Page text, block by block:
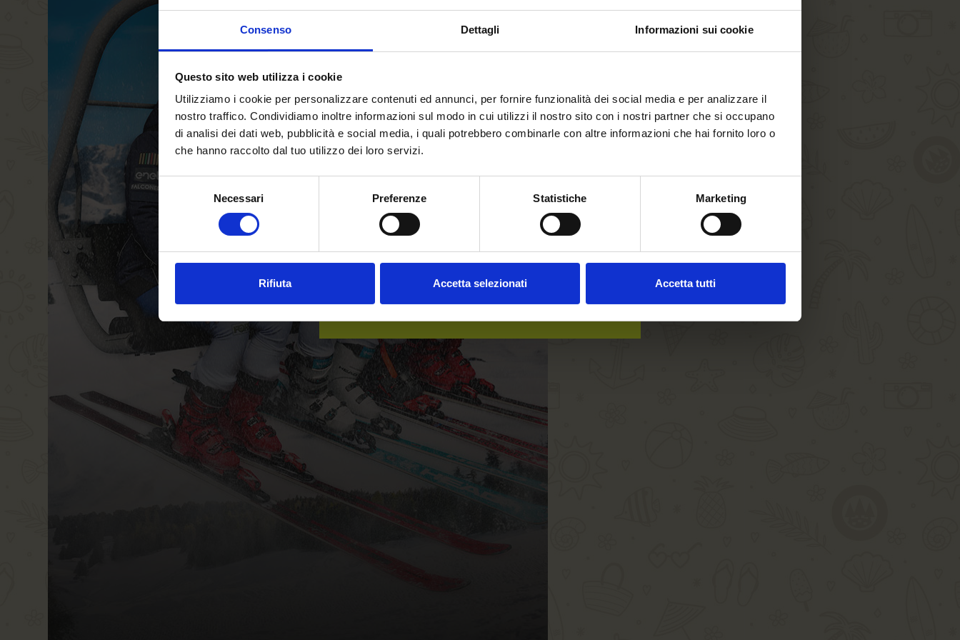
Welcome to our website.
Are you of legal drinking
Consenso Dettagli Informazioni sui cookie
Questo sito web utilizza i cookie
Utilizziamo i cookie per personalizzare contenuti ed annunci, per fornire funzionalità dei social media e per analizzare il
nostro traffico. Condividiamo inoltre informazioni sul modo in cui utilizzi il nostro sito con i nostri partner che si occupano
di analisi dei dati web, pubblicità e social media, i quali potrebbero combinarle con altre informazioni che hai fornito loro o
che hanno raccolto dal tuo utilizzo dei loro servizi.
Selezione
Necessari Preferenze Statistiche Marketing
Rifiuta Accetta selezionati Accetta tutti